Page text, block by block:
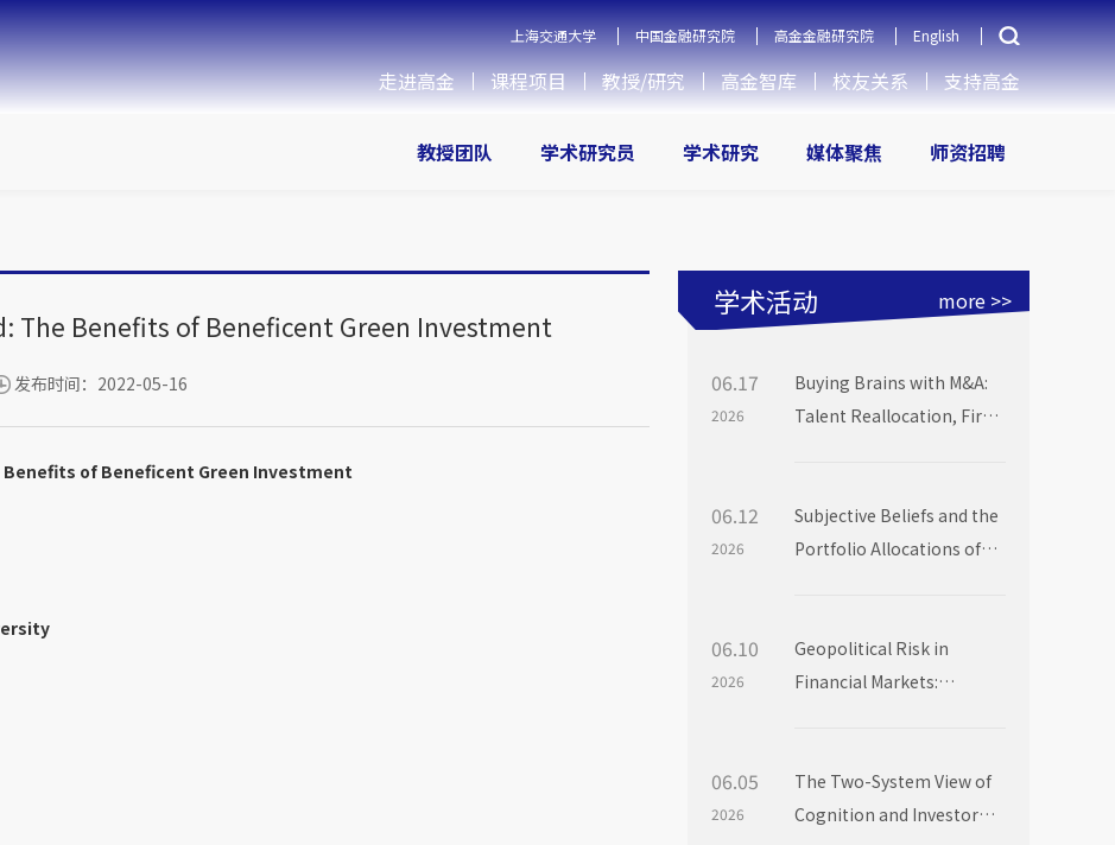
上海交通大学 中国金融研究院 高金金融研究院 English
走进高金 课程项目 教授/研究 高金智库 校友关系 支持高金
教授团队 学术研究员 学术研究 媒体聚焦 师资招聘
The Benefits of Beneficent Green Investment
发布时间：2022-05-16
Benefits of Beneficent Green Investment
学术活动 more >>
06.17
2026
Buying Brains with M&A:
Talent Reallocation, Firm
06.12
2026
Subjective Beliefs and the
Portfolio Allocations of
06.10
2026
Geopolitical Risk in
Financial Markets:
06.05
2026
The Two-System View of
Cognition and Investor